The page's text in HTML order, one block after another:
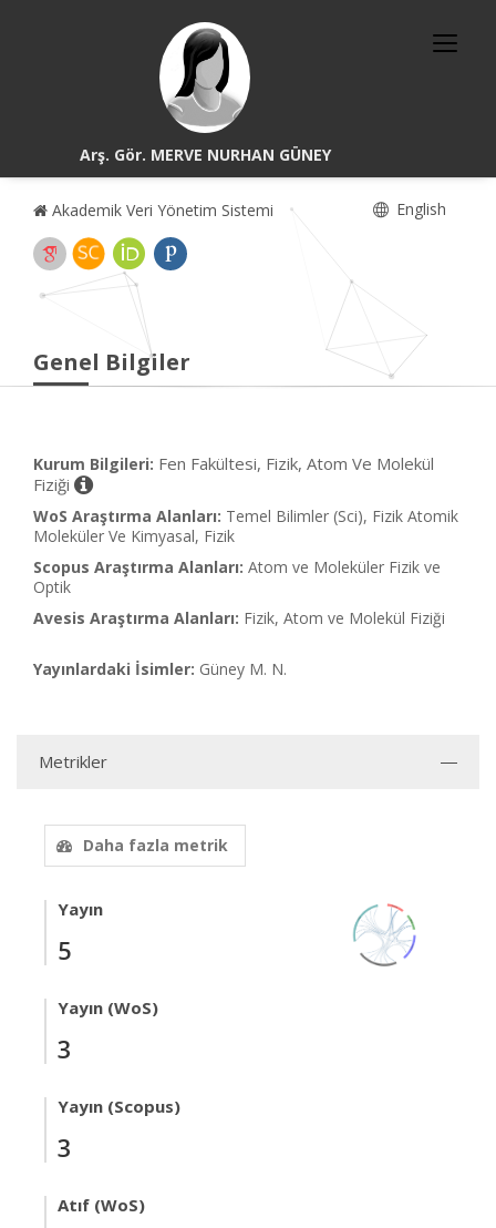
Arş. Gör. MERVE NURHAN GÜNEY
Akademik Veri Yönetim Sistemi English
Genel Bilgiler
Kurum Bilgileri: Fen Fakültesi, Fizik, Atom Ve Molekül
Fiziği
WoS Araştırma Alanları: Temel Bilimler (Sci), Fizik Atomik
Moleküler Ve Kimyasal, Fizik
Scopus Araştırma Alanları: Atom ve Moleküler Fizik ve
Optik
Avesis Araştırma Alanları: Fizik, Atom ve Molekül Fiziği
Yayınlardaki İsimler: Güney M. N.
Metrikler
Daha fazla metrik
Yayın
5
Yayın (WoS)
3
Yayın (Scopus)
3
Atıf (WoS)